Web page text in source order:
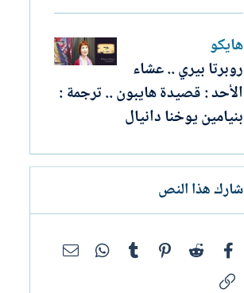
هايكو
روبرتا بيري .. عشاء
الأحد : قصيدة هايبون .. ترجمة :
بنيامين يوخنا دانيال
شارك هذا النص
فيسبوك Reddit
Pinterest
Tumblr
WhatsApp